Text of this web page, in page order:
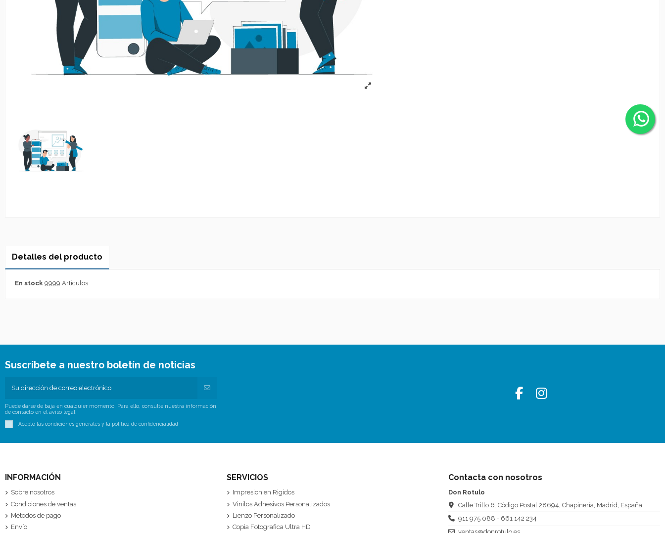
Detalles del producto
En stock 9999 Artículos
Suscríbete a nuestro boletín de noticias
Puede darse de baja en cualquier momento. Para ello, consulte nuestra información
de contacto en el aviso legal.
Acepto las condiciones generales y la política de confidencialidad
INFORMACIÓN
Sobre nosotros
Condiciones de ventas
Métodos de pago
Envío
SERVICIOS
Impresion en Rigidos
Vinilos Adhesivos Personalizados
Lienzo Personalizado
Copia Fotografica Ultra HD
Contacta con nosotros
Don Rotulo
Calle Trillo 6. Código Postal 28694, Chapinería, Madrid, España
911 975 088 - 661 142 234